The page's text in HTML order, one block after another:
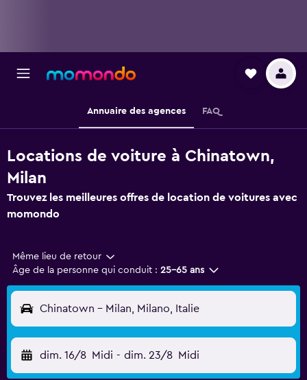
Annuaire des agences FAQ
Locations de voiture à Chinatown,
Milan
Trouvez les meilleures offres de location de voitures avec
momondo
Même lieu de retour
Âge de la personne qui conduit : 25-65 ans
Chinatown - Milan, Milano, Italie
dim. 16/8 Midi - dim. 23/8 Midi